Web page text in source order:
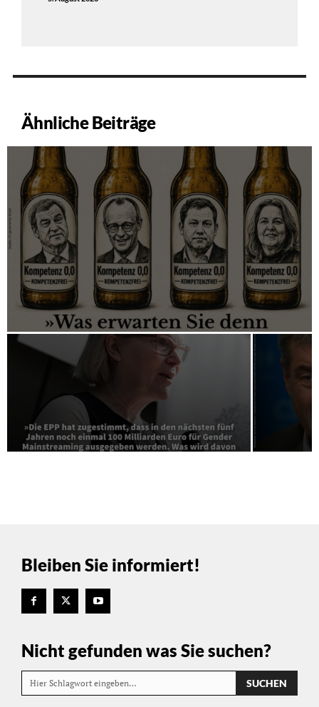
Ähnliche Beiträge
Bleiben Sie informiert!
Nicht gefunden was Sie suchen?
Hier Schlagwort eingeben… SUCHEN